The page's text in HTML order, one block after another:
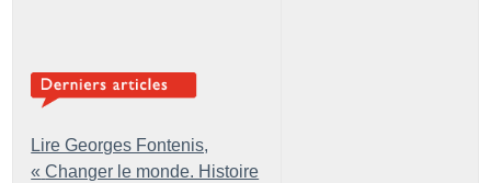
Lire Georges Fontenis,
« Changer le monde. Histoire